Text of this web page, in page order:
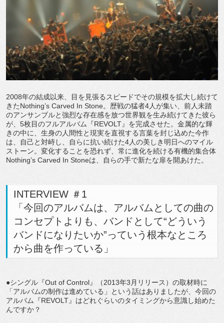
2008年の結成以来、目を見張るスピードでその規模を拡大し続けて
きたNothing’s Carved In Stone。歴戦の猛者4人が集い、前人未踏
のアンサンブルと強烈な存在感を放つ世界観を生み続けてきた彼ら
が、5枚目のフルアルバム『REVOLT』を完成させた。金属的な輝
きの中に、生身の人間性と現実を直視する言葉を封じ込めた今作
は、自己と対峙し、自らに抗い続けた4人の美しき明日へのマイル
ストーン。変化することを恐れず、常に進化を続ける有機的集合体
Nothing’s Carved In Stoneは、自らの手で新たな扉を開あけた。
INTERVIEW ＃1
「今回のアルバムは、アルバムとしての曲の
コンセプトよりも、バンドとして“どういう
バンドになりたいか”っていう根本なところ
から曲を作っている」
●シングル『Out of Control』（2013年3月リリース）の取材時に
「アルバムの制作は進めている」という話はありましたが、今回の
アルバム『REVOLT』はどれぐらいのタイミングから意識し始めた
んですか？